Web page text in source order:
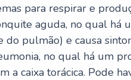
para respirar e
aguda, no qual há
do pulmão) e causa
no qual há um
a caixa torácica. Pode